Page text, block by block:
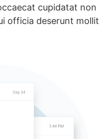
cupidatat non
officia deserunt mollit